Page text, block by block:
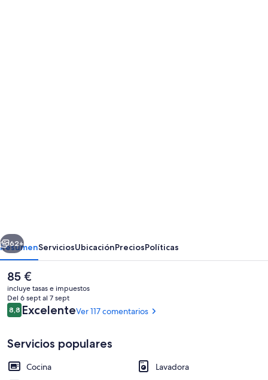
Sala de juegos
Siguiente
62+
ResumenServiciosUbicaciónPreciosPolíticas
El
precio
actual
es
de
85 €
incluye tasas e impuestos
Del 6 sept al 7 sept
Comentarios
8,88,8 de 10
ExcelenteVer 117 comentarios
Servicios populares
Cocina
Lavadora